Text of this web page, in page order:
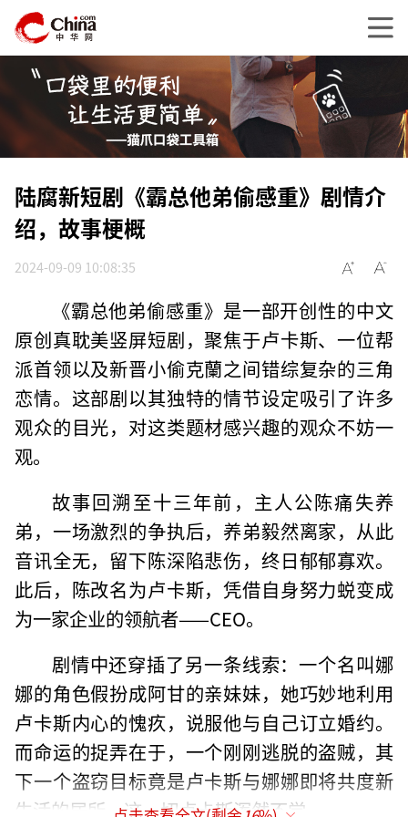
陆腐新短剧《霸总他弟偷感重》剧情介
绍，故事梗概
2024-09-09 10:08:35
《霸总他弟偷感重》是一部开创性的中文
原创真耽美竖屏短剧，聚焦于卢卡斯、一位帮
派首领以及新晋小偷克蘭之间错综复杂的三角
恋情。这部剧以其独特的情节设定吸引了许多
观众的目光，对这类题材感兴趣的观众不妨一
观。
故事回溯至十三年前，主人公陈痛失养
弟，一场激烈的争执后，养弟毅然离家，从此
音讯全无，留下陈深陷悲伤，终日郁郁寡欢。
此后，陈改名为卢卡斯，凭借自身努力蜕变成
为一家企业的领航者——CEO。
剧情中还穿插了另一条线索：一个名叫娜
娜的角色假扮成阿甘的亲妹妹，她巧妙地利用
卢卡斯内心的愧疚，说服他与自己订立婚约。
而命运的捉弄在于，一个刚刚逃脱的盗贼，其
下一个盗窃目标竟是卢卡斯与娜娜即将共度新
生活的居所，这一切卢卡斯浑然不觉。